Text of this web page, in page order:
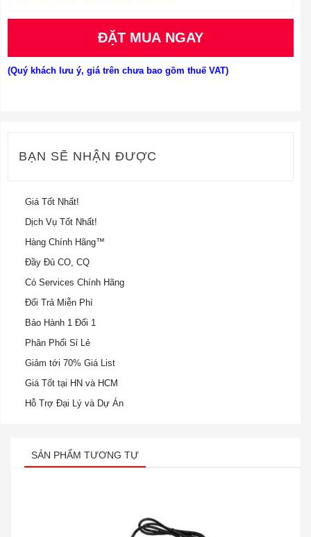
ĐẶT MUA NGAY
(Quý khách lưu ý, giá trên chưa bao gồm thuế VAT)
BẠN SẼ NHẬN ĐƯỢC
Giá Tốt Nhất!
Dịch Vụ Tốt Nhất!
Hàng Chính Hãng™
Đầy Đủ CO, CQ
Có Services Chính Hãng
Đổi Trả Miễn Phí
Bảo Hành 1 Đổi 1
Phân Phối Sỉ Lẻ
Giảm tới 70% Giá List
Giá Tốt tại HN và HCM
Hỗ Trợ Đại Lý và Dự Án
SẢN PHẨM TƯƠNG TỰ